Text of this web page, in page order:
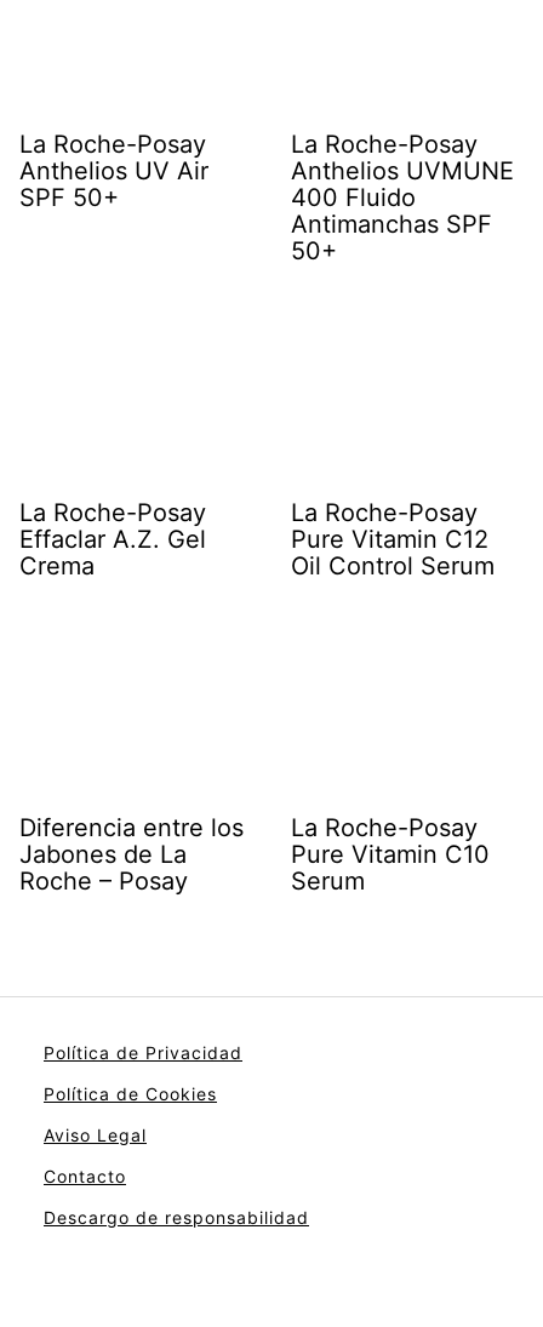
La Roche-Posay
Anthelios UV Air
SPF 50+
La Roche-Posay
Anthelios UVMUNE
400 Fluido
Antimanchas SPF
50+
La Roche-Posay
Effaclar A.Z. Gel
Crema
La Roche-Posay
Pure Vitamin C12
Oil Control Serum
Diferencia entre los
Jabones de La
Roche – Posay
La Roche-Posay
Pure Vitamin C10
Serum
Política de Privacidad
Política de Cookies
Aviso Legal
Contacto
Descargo de responsabilidad